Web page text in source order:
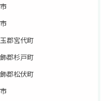
郡宮代町
郡杉戸町
郡松伏町